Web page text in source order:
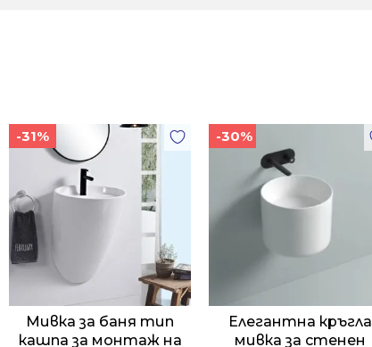
-31%
Мивка за баня тип
кашпа за монтаж на
-30%
Елегантна кръгла
мивка за стенен